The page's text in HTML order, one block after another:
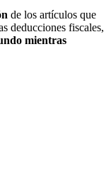
de los artículos que
deducciones fiscales,
mientras